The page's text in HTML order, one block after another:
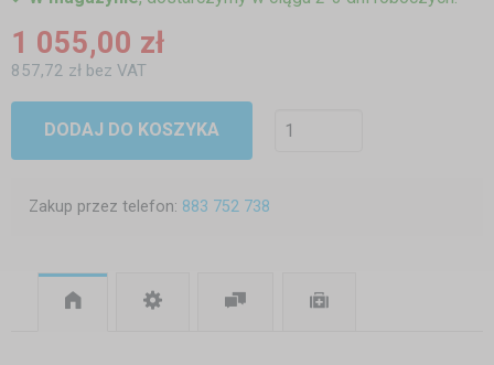
1 055,00 zł
857,72 zł bez VAT
DODAJ DO KOSZYKA
Zakup przez telefon: 883 752 738